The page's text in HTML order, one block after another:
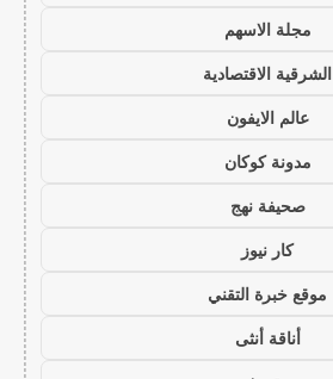
مجلة الاسهم
الشرقية الاقتصادية
عالم الايفون
مدونة كوكان
صحيفة نهج
كار نيوز
موقع خبرة التقني
أناقة أنثى